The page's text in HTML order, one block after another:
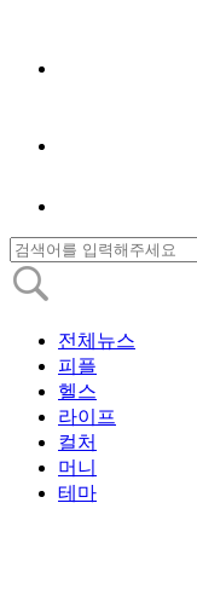
전체뉴스
피플
헬스
라이프
컬처
머니
테마